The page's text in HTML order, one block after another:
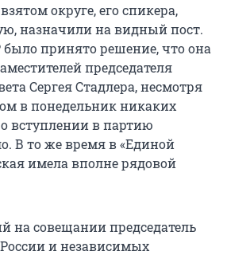
округе, его спикера,
назначили на видный пост.
принято решение, что она
председателя
Сергея Стадлера, несмотря
в понедельник никаких
вступлении в партию
В то же время в «Единой
имела вполне рядовой
на совещании председатель
и независимых